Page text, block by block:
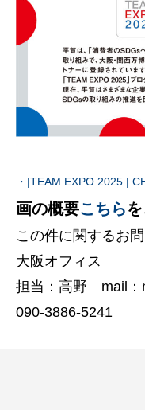
・|TEAM EXPO 2025 |
画の概要こちら
この件に関するお
大阪オフィス
担当：高野 mail：
090-3886-5241